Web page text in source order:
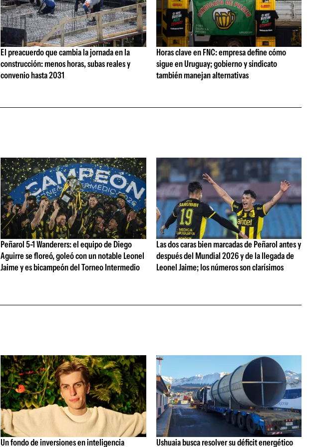
El preacuerdo que cambia la jornada en la
construcción: menos horas, subas reales y
convenio hasta 2031
Horas clave en FNC: empresa define cómo
sigue en Uruguay; gobierno y sindicato
también manejan alternativas
Peñarol 5-1 Wanderers: el equipo de Diego
Aguirre se floreó, goleó con un notable Leonel
Jaime y es bicampeón del Torneo Intermedio
Las dos caras bien marcadas de Peñarol antes y
después del Mundial 2026 y de la llegada de
Leonel Jaime; los números son clarísimos
Un fondo de inversiones en inteligencia Ushuaia busca resolver su déficit energético